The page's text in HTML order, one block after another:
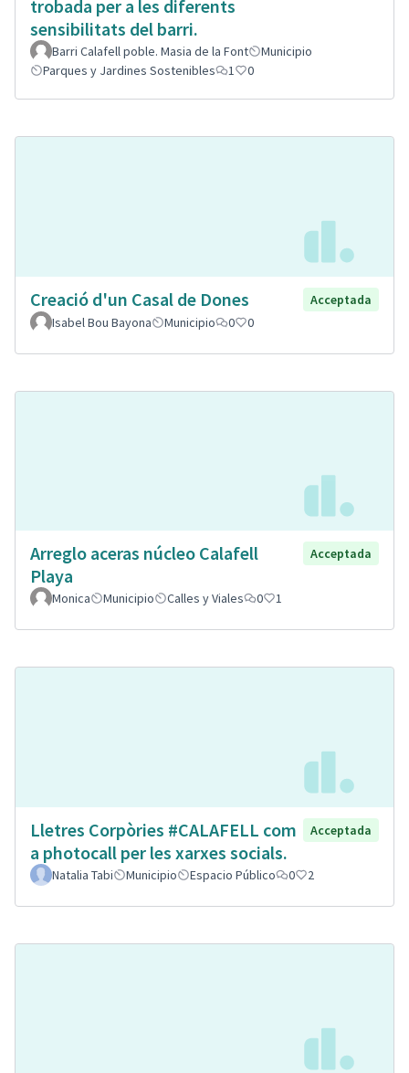
trobada per a les diferents
sensibilitats del barri.
Barri Calafell poble. Masia de la Font
Municipio
Parques y Jardines Sostenibles
1 0
Creació d'un Casal de Dones
Acceptada
Isabel Bou Bayona
Municipio 0 0
Arreglo aceras núcleo Calafell
Playa
Acceptada
Monica Municipio Calles y Viales 0 1
Lletres Corpòries #CALAFELL com
a photocall per les xarxes socials.
Acceptada
Natalia Tabi Municipio Espacio Público 0 2